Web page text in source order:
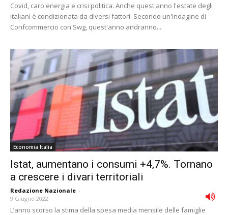
Covid, caro energia e crisi politica. Anche quest'anno l'estate degli
italiani è condizionata da diversi fattori. Secondo un'indagine di
Confcommercio con Swg, quest'anno andranno...
Economia Italia
Istat, aumentano i consumi +4,7%. Tornano
a crescere i divari territoriali
Redazione Nazionale -
9 Giugno 2022
L’anno scorso la stima della spesa media mensile delle famiglie